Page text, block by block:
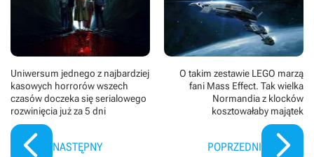
Uniwersum jednego z najbardziej
kasowych horrorów wszech
czasów doczeka się serialowego
rozwinięcia już za 5 dni
NASTĘPNY
O takim zestawie LEGO marzą
fani Mass Effect. Tak wielka
Normandia z klocków
kosztowałaby majątek
POPRZEDNI